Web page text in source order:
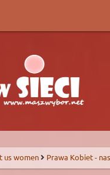
us women Prawa Kobiet -